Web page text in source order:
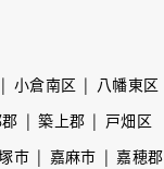
小倉南区 八幡東区
築上郡
戸畑区
市 嘉麻市 嘉穂郡